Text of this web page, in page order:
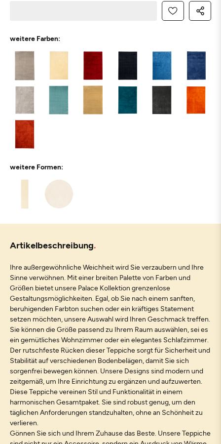
weitere Farben:
weitere Formen:
Artikelbeschreibung
Ihre außergewöhnliche Weichheit wird Sie verzaubern und Ihre
Sinne verwöhnen. Mit einer breiten Palette von Farben und
Größen bietet unsere Palace Kollektion grenzenlose
Gestaltungsmöglichkeiten. Egal, ob Sie nach einem sanften,
beruhigenden Farbton suchen oder ein kräftiges Statement
setzen möchten, unsere Auswahl wird Ihren Geschmack treffen.
Sie können die Größe passend zu Ihrem Raum auswählen, sei es
ein gemütliches Wohnzimmer oder ein elegantes Schlafzimmer.
Der rutschfeste Rücken dieser Teppiche sorgt für Sicherheit und
Stabilität auf verschiedenen Bodenbelägen, damit Sie sich
sorgenfrei bewegen können. Unsere Designs sind modern und
zeitgemäß, um Ihre Einrichtung zu ergänzen und aufzuwerten.
Diese Teppiche vereinen Stil und Funktionalität in einem
harmonischen Gesamtpaket. Sie sind robust genug, um den
täglichen Anforderungen standzuhalten, ohne an Schönheit zu
verlieren.
Gönnen Sie sich und Ihrem Zuhause das Beste. Unsere Teppiche